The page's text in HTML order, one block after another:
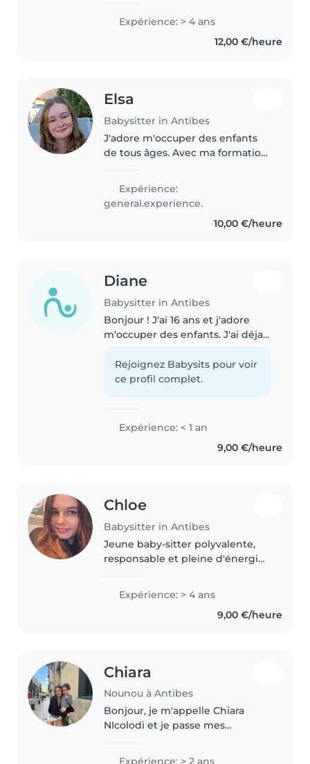
enfants de formation. J'ai de
l'expérience professionnelle et
personnelle auprès d'enfants..
Expérience: > 4 ans
12,00 €/heure
Elsa
Babysitter in Antibes
J'adore m'occuper des enfants
de tous âges. Avec ma formation
des activités ludiques et
créatives, de la musique ou des
jeux. Je suis à l'aise avec les..
Expérience:
general.experience.
10,00 €/heure
Diane
Babysitter in Antibes
Bonjour ! J'ai 16 ans et j'adore
m'occuper des enfants. J'ai déja
mes parents et je m'occupe
souvent des enfants de mon
Rejoignez Babysits pour voir
ce profil complet.
Expérience: < 1 an
9,00 €/heure
Chloe
Babysitter in Antibes
Jeune baby-sitter polyvalente,
responsable et pleine d'énergie,
occuper de ma petite sœur de
ses 1 ans à ses 10 ans ,j'aime..
Expérience: > 4 ans
9,00 €/heure
Chiara
Nounou à Antibes
Bonjour, je m'appelle Chiara
NIcolodi et je passe mes
famille. Je me tiens à disposition
Expérience: > 2 ans